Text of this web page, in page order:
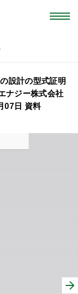
設計の型式証明
ナジー株式会社
07日 資料